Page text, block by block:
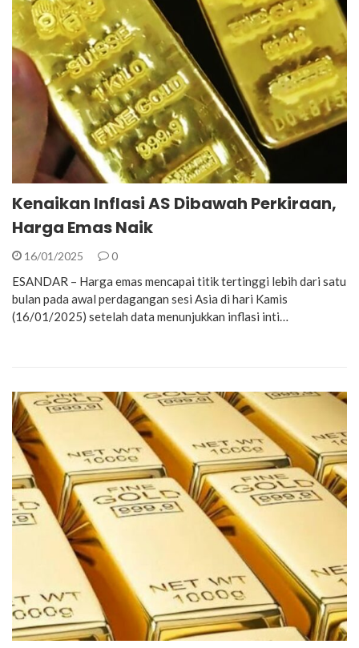
Kenaikan Inflasi AS Dibawah Perkiraan,
Harga Emas Naik
16/01/2025 0
ESANDAR – Harga emas mencapai titik tertinggi lebih dari satu
bulan pada awal perdagangan sesi Asia di hari Kamis
(16/01/2025) setelah data menunjukkan inflasi inti…